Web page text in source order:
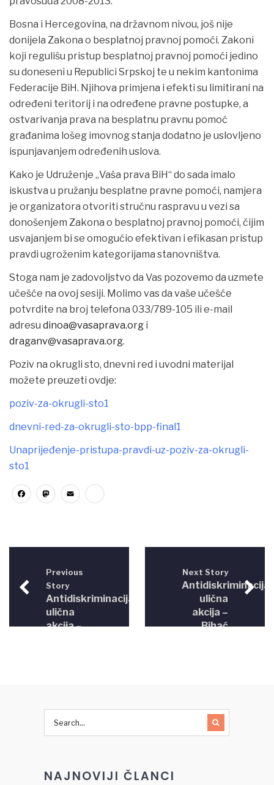
Bosna i Hercegovina, na državnom nivou, još nije
donijela Zakona o besplatnoj pravnoj pomoći. Zakoni
koji regulišu pristup besplatnoj pravnoj pomoći jedino
su doneseni u Republici Srpskoj te u nekim kantonima
Federacije BiH. Njihova primjena i efekti su limitirani na
određeni teritorij i na određene pravne postupke, a
ostvarivanja prava na besplatnu pravnu pomoć
građanima lošeg imovnog stanja dodatno je uslovljeno
ispunjavanjem određenih uslova.
Kako je Udruženje „Vaša prava BiH“ do sada imalo
iskustva u pružanju besplatne pravne pomoći, namjera
je organizatora otvoriti stručnu raspravu u vezi sa
donošenjem Zakona o besplatnoj pravnoj pomoći, čijim
usvajanjem bi se omogućio efektivan i efikasan pristup
pravdi ugroženim kategorijama stanovništva.
Stoga nam je zadovoljstvo da Vas pozovemo da uzmete
učešće na ovoj sesiji. Molimo vas da vaše učešće
potvrdite na broj telefona 033/789-105 ili e-mail
adresu dinoa@vasaprava.org i
draganv@vasaprava.org.
Poziv na okrugli sto, dnevni red i uvodni materijal
možete preuzeti ovdje:
poziv-za-okrugli-sto1
dnevni-red-za-okrugli-sto-bpp-final1
Unaprijeđenje-pristupa-pravdi-uz-poziv-za-okrugli-
sto1
Facebook
Mastodon
Previous
Story
Antidiskriminacija
ulična
akcija –
Next Story
Antidiskriminacija
ulična
akcija –
Bihać
NAJNOVIJI ČLANCI